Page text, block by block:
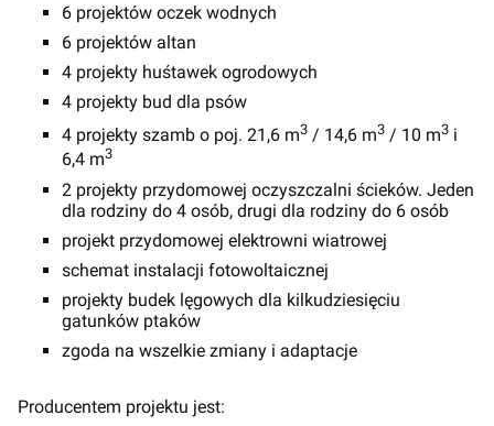
6 projektów oczek wodnych
6 projektów altan
4 projekty huśtawek ogrodowych
4 projekty bud dla psów
4 projekty szamb o poj. 21,6 m3 / 14,6 m3 / 10 m3 i
6,4 m3
2 projekty przydomowej oczyszczalni ścieków. Jeden
dla rodziny do 4 osób, drugi dla rodziny do 6 osób
projekt przydomowej elektrowni wiatrowej
schemat instalacji fotowoltaicznej
projekty budek lęgowych dla kilkudziesięciu
gatunków ptaków
zgoda na wszelkie zmiany i adaptacje
Producentem projektu jest: